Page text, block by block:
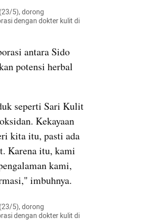
5), dorong
dengan dokter kulit di
antara Sido
potensi herbal
seperti Sari Kulit
Kekayaan
kita itu, pasti ada
Karena itu, kami
kami,
imbuhnya.
5), dorong
dengan dokter kulit di